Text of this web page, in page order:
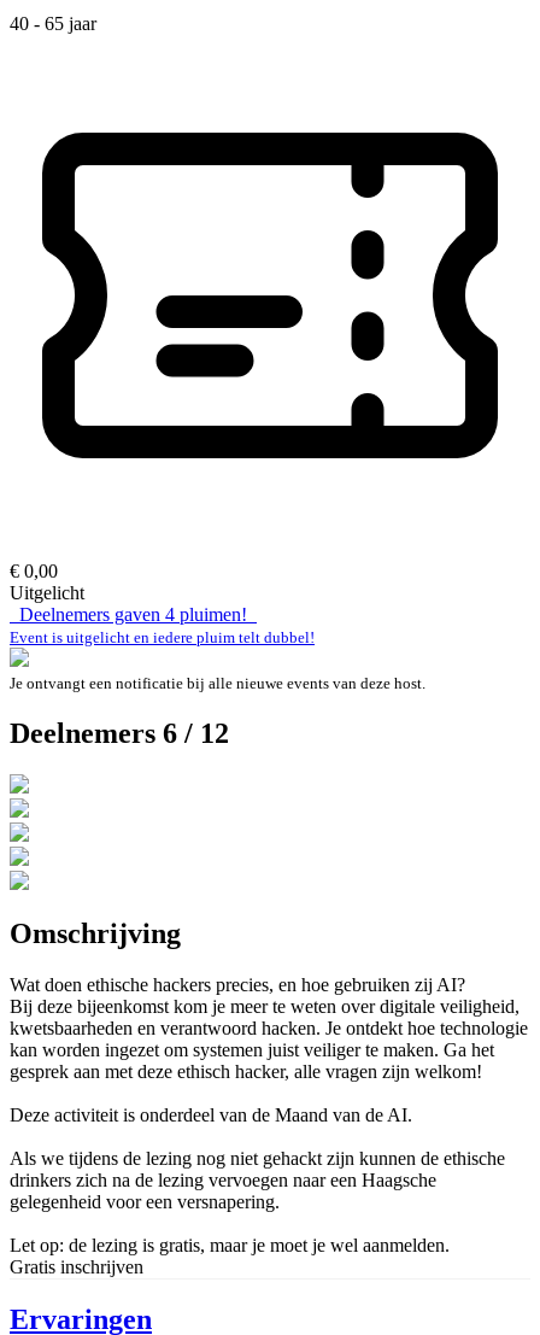
40 - 65 jaar
€ 0,00
Uitgelicht
Deelnemers gaven 4 pluimen!
Event is uitgelicht en iedere pluim telt dubbel!
Je ontvangt een notificatie bij alle nieuwe events van deze host.
Deelnemers 6 / 12
Omschrijving
Wat doen ethische hackers precies, en hoe gebruiken zij AI?
Bij deze bijeenkomst kom je meer te weten over digitale veiligheid,
kwetsbaarheden en verantwoord hacken. Je ontdekt hoe technologie
kan worden ingezet om systemen juist veiliger te maken. Ga het
gesprek aan met deze ethisch hacker, alle vragen zijn welkom!
Deze activiteit is onderdeel van de Maand van de AI.
Als we tijdens de lezing nog niet gehackt zijn kunnen de ethische
drinkers zich na de lezing vervoegen naar een Haagsche
gelegenheid voor een versnapering.
Let op: de lezing is gratis, maar je moet je wel aanmelden.
Gratis inschrijven
Ervaringen